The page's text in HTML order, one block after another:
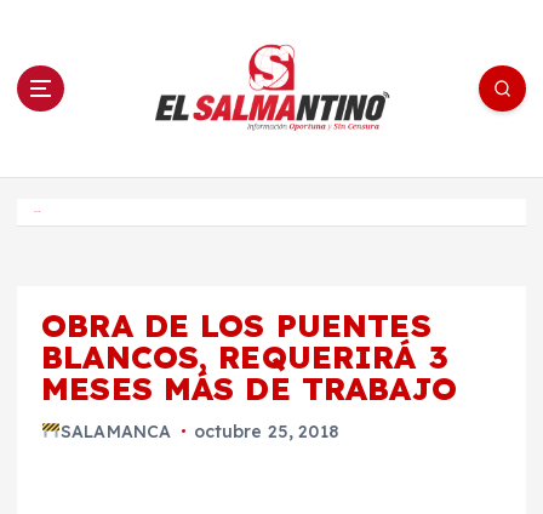
n El Salmantino - medios/noticias/editorial
OBRA DE LOS PUENTES
BLANCOS, REQUERIRÁ 3
MESES MÁS DE TRABAJO
SALAMANCA octubre 25, 2018